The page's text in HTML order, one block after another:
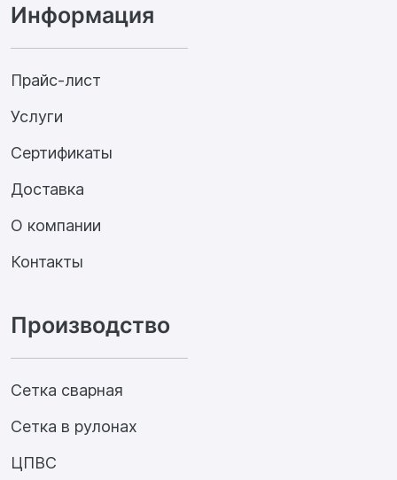
Производство
Сетка сварная
Сетка в рулонах
ЦПВС
Информация
Прайс-лист
Услуги
Сертификаты
Доставка
О компании
Контакты